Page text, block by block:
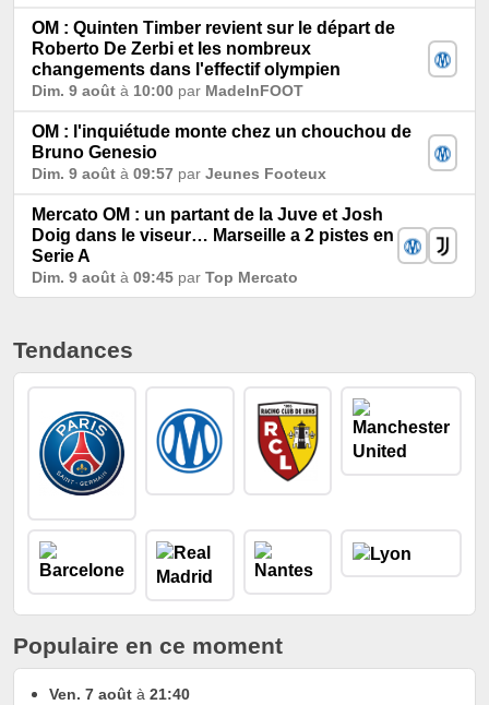
OM : Quinten Timber revient sur le départ de
Roberto De Zerbi et les nombreux
changements dans l'effectif olympien
Dim. 9 août à 10:00 par MadeInFOOT
OM : l'inquiétude monte chez un chouchou de
Bruno Genesio
Dim. 9 août à 09:57 par Jeunes Footeux
Mercato OM : un partant de la Juve et Josh
Doig dans le viseur… Marseille a 2 pistes en
Serie A
Dim. 9 août à 09:45 par Top Mercato
Tendances
Populaire en ce moment
Ven. 7 août à 21:40